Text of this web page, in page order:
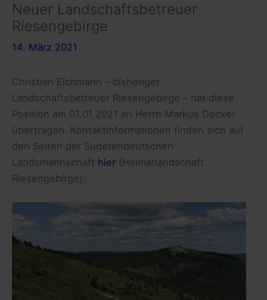
Neuer Landschaftsbetreuer
Riesengebirge
14. März 2021
Christian Eichmann – bisheriger
Landschaftsbetreuer Riesengebirge – hat diese
Position am 01.01.2021 an Herrn Markus Decker
übertragen. Kontaktinformationen finden sich auf
den Seiten der Sudetendeutschen
Landsmannschaft hier (Heimatlandschaft
Riesengebirge).